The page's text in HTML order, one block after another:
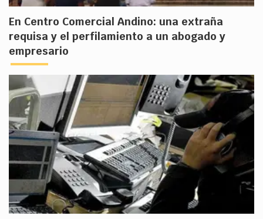
En Centro Comercial Andino: una extraña
requisa y el perfilamiento a un abogado y
empresario